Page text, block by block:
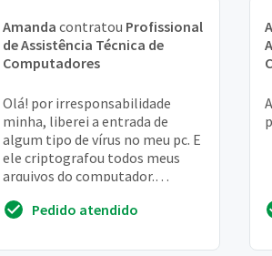
Amanda contratou Profissional
de Assistência Técnica de
Computadores
Olá! por irresponsabilidade
minha, liberei a entrada de
algum tipo de vírus no meu pc. E
ele criptografou todos meus
arquivos do computador.
soubessem solucionar ...
Pedido atendido